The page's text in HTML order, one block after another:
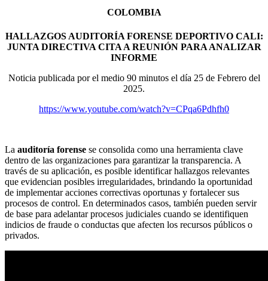
COLOMBIA
HALLAZGOS AUDITORÍA FORENSE DEPORTIVO CALI:
JUNTA DIRECTIVA CITA A REUNIÓN PARA ANALIZAR
INFORME
Noticia publicada por el medio 90 minutos el día 25 de Febrero del
2025.
https://www.youtube.com/watch?v=CPqa6Pdhfh0
La auditoría forense se consolida como una herramienta clave
dentro de las organizaciones para garantizar la transparencia. A
través de su aplicación, es posible identificar hallazgos relevantes
que evidencian posibles irregularidades, brindando la oportunidad
de implementar acciones correctivas oportunas y fortalecer sus
procesos de control. En determinados casos, también pueden servir
de base para adelantar procesos judiciales cuando se identifiquen
indicios de fraude o conductas que afecten los recursos públicos o
privados.